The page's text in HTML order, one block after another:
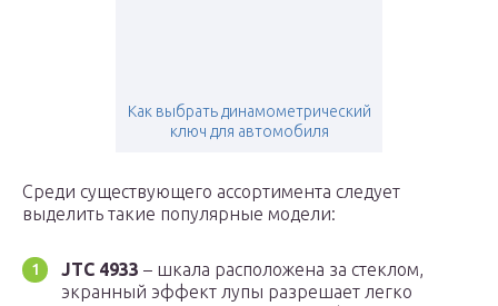
Как выбрать динамометрический
ключ для автомобиля
Среди существующего ассортимента следует
выделить такие популярные модели:
JTC 4933 – шкала расположена за стеклом,
экранный эффект лупы разрешает легко